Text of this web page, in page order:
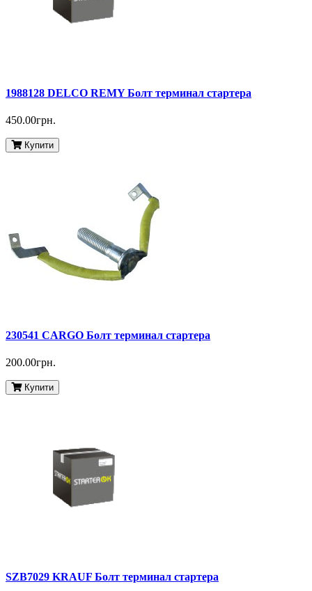
1988128 DELCO REMY Болт терминал стартера
450.00грн.
Купити
230541 CARGO Болт терминал стартера
200.00грн.
Купити
SZB7029 KRAUF Болт терминал стартера